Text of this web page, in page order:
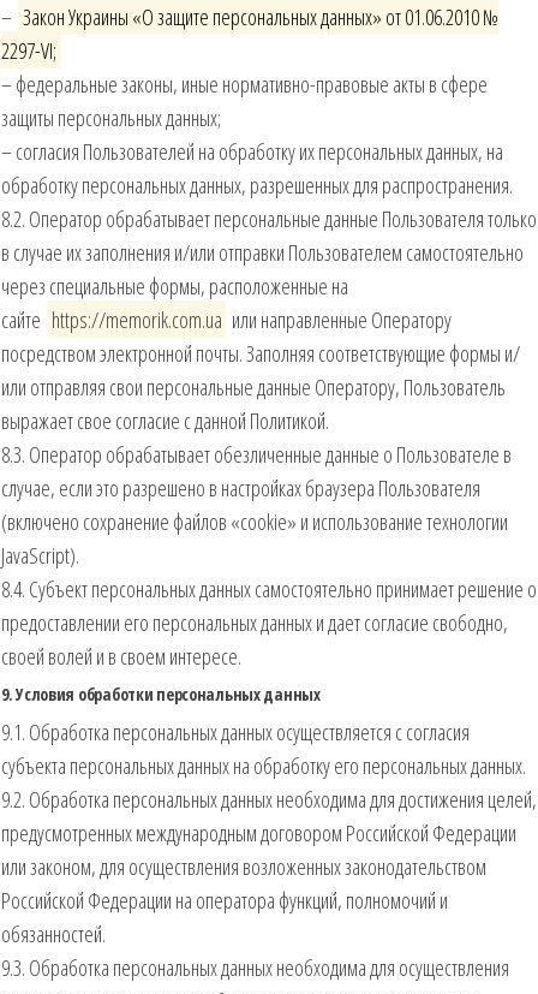
– Закон Украины «О защите персональных данных» от 01.06.2010 №
2297-VI;
– федеральные законы, иные нормативно-правовые акты в сфере
защиты персональных данных;
– согласия Пользователей на обработку их персональных данных, на
обработку персональных данных, разрешенных для распространения.
8.2. Оператор обрабатывает персональные данные Пользователя только
в случае их заполнения и/или отправки Пользователем самостоятельно
через специальные формы, расположенные на
сайте https://memorik.com.ua или направленные Оператору
посредством электронной почты. Заполняя соответствующие формы и/
или отправляя свои персональные данные Оператору, Пользователь
выражает свое согласие с данной Политикой.
8.3. Оператор обрабатывает обезличенные данные о Пользователе в
случае, если это разрешено в настройках браузера Пользователя
(включено сохранение файлов «cookie» и использование технологии
JavaScript).
8.4. Субъект персональных данных самостоятельно принимает решение о
предоставлении его персональных данных и дает согласие свободно,
своей волей и в своем интересе.
9. Условия обработки персональных данных
9.1. Обработка персональных данных осуществляется с согласия
субъекта персональных данных на обработку его персональных данных.
9.2. Обработка персональных данных необходима для достижения целей,
предусмотренных международным договором Российской Федерации
или законом, для осуществления возложенных законодательством
Российской Федерации на оператора функций, полномочий и
обязанностей.
9.3. Обработка персональных данных необходима для осуществления